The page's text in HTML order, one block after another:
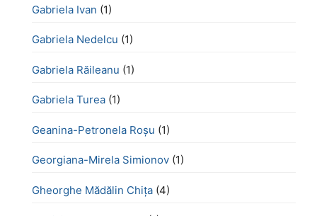
Gabriela Ivan (1)
Gabriela Nedelcu (1)
Gabriela Răileanu (1)
Gabriela Turea (1)
Geanina-Petronela Roșu (1)
Georgiana-Mirela Simionov (1)
Gheorghe Mădălin Chiţa (4)